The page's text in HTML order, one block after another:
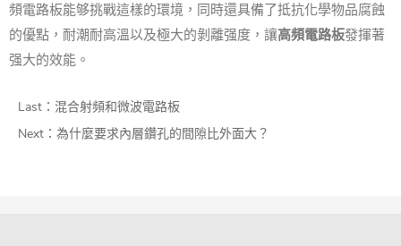
頻電路板能够挑戰這樣的環境，同時還具備了抵抗化學物品腐蝕
的優點，耐潮耐高溫以及極大的剝離强度，讓高頻電路板發揮著
强大的效能。
Last： 混合射頻和微波電路板
Next： 為什麼要求內層鑽孔的間隙比外面大？